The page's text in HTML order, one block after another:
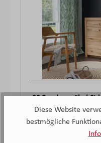
3S Frankenmöbel
Diese Website
bestmögliche